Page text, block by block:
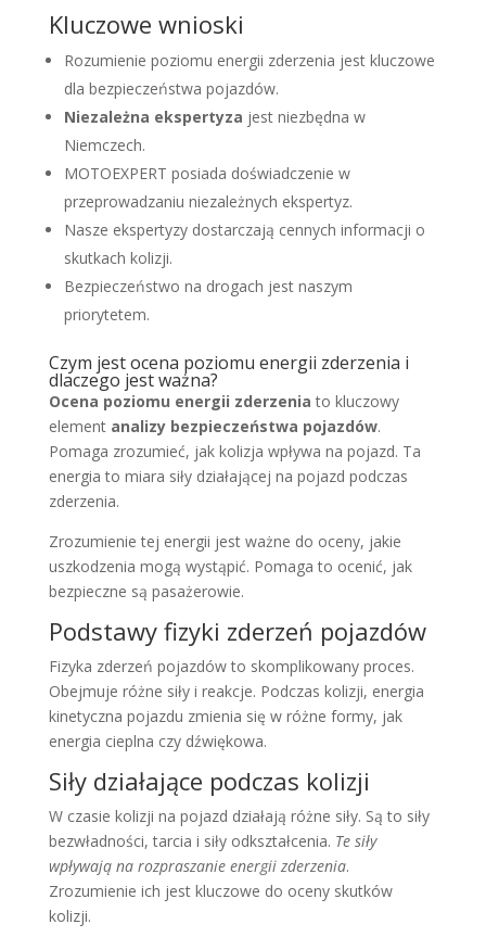
Kluczowe wnioski
Rozumienie poziomu energii zderzenia jest kluczowe
dla bezpieczeństwa pojazdów.
Niezależna ekspertyza jest niezbędna w
Niemczech.
MOTOEXPERT posiada doświadczenie w
przeprowadzaniu niezależnych ekspertyz.
Nasze ekspertyzy dostarczają cennych informacji o
skutkach kolizji.
Bezpieczeństwo na drogach jest naszym
priorytetem.
Czym jest ocena poziomu energii zderzenia i
dlaczego jest ważna?
Ocena poziomu energii zderzenia to kluczowy
element analizy bezpieczeństwa pojazdów.
Pomaga zrozumieć, jak kolizja wpływa na pojazd. Ta
energia to miara siły działającej na pojazd podczas
zderzenia.
Zrozumienie tej energii jest ważne do oceny, jakie
uszkodzenia mogą wystąpić. Pomaga to ocenić, jak
bezpieczne są pasażerowie.
Podstawy fizyki zderzeń pojazdów
Fizyka zderzeń pojazdów to skomplikowany proces.
Obejmuje różne siły i reakcje. Podczas kolizji, energia
kinetyczna pojazdu zmienia się w różne formy, jak
energia cieplna czy dźwiękowa.
Siły działające podczas kolizji
W czasie kolizji na pojazd działają różne siły. Są to siły
bezwładności, tarcia i siły odkształcenia. Te siły
wpływają na rozpraszanie energii zderzenia.
Zrozumienie ich jest kluczowe do oceny skutków
kolizji.